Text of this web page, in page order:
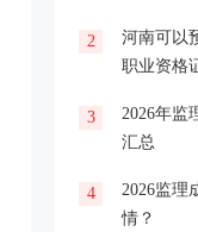
2
河南可以
职业资格
3
2026年监
汇总
4
2026监理
情？